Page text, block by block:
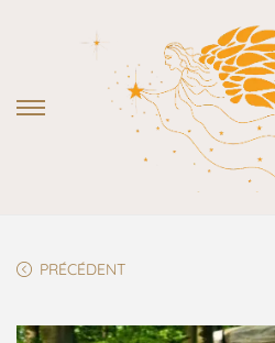
PRÉCÉDENT